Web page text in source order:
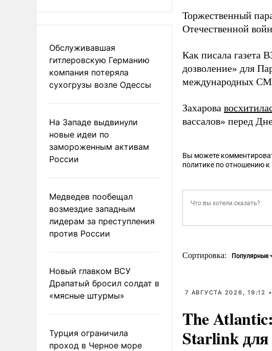
Обслуживавшая
гитлеровскую Германию
компания потеряла
сухогрузы возле Одессы
На Западе выдвинули
новые идеи по
замороженным активам
России
Медведев пообещал
возмездие западным
лидерам за преступления
против России
Новый главком ВСУ
Драпатый бросил солдат в
«мясные штурмы»
Турция ограничила
проход в Черное море
Торжественный
Отечественной
Как писала газета
дозволение» для
международных
Захарова
вассалов» перед
Вы можете
политике по отношению
Сортировка:
7 АВГУСТА 2026, 19:12 •
The
Starlink для